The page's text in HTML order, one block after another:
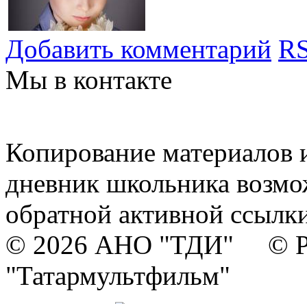
Добавить комментарий
Мы в контакте
Копирование материалов
дневник школьника
обратной активной
© 2026 АНО "ТДИ" ©
"Татармультфильм"